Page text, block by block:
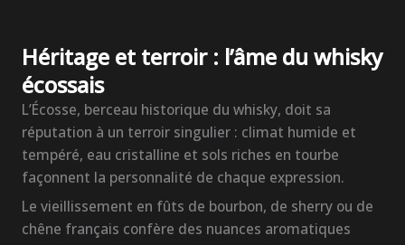
Héritage et terroir : l’âme du whisky
écossais
L’Écosse, berceau historique du whisky, doit sa
réputation à un terroir singulier : climat humide et
tempéré, eau cristalline et sols riches en tourbe
façonnent la personnalité de chaque expression.
Le vieillissement en fûts de bourbon, de sherry ou de
chêne français confère des nuances aromatiques